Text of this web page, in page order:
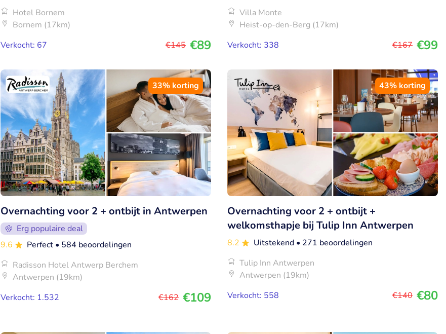
Hotel Bornem
Bornem (17km)
Verkocht: 67
€145 €89
Villa Monte
Heist-op-den-Berg (17km)
Verkocht: 338
€167 €99
33% korting
Overnachting voor 2 + ontbijt in Antwerpen
Erg populaire deal
9.6
Perfect • 584 beoordelingen
Radisson Hotel Antwerp Berchem
Antwerpen (19km)
Verkocht: 1.532
€162 €109
43% korting
Overnachting voor 2 + ontbijt +
welkomsthapje bij Tulip Inn Antwerpen
8.2 Uitstekend • 271 beoordelingen
Tulip Inn Antwerpen
Antwerpen (19km)
Verkocht: 558
€140 €80